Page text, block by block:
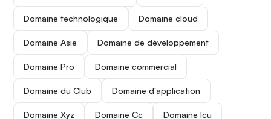
Domaine technologique Domaine cloud
Domaine Asie Domaine de développement
Domaine Pro Domaine commercial
Domaine du Club Domaine d'application
Domaine Xyz Domaine Cc Domaine Icu